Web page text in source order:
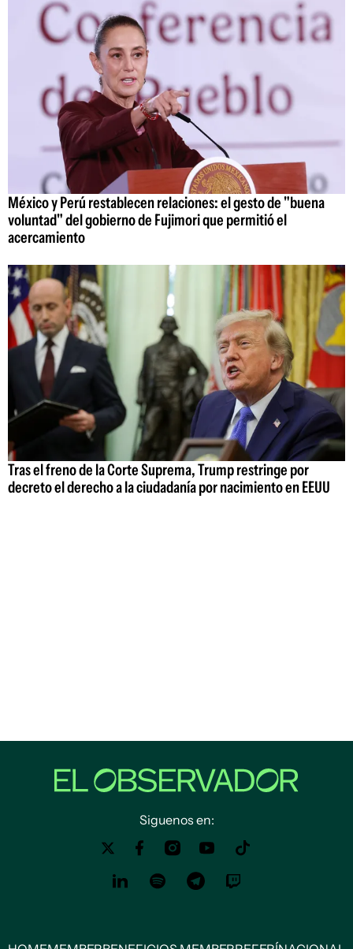
México y Perú restablecen relaciones: el gesto de "buena
voluntad" del gobierno de Fujimori que permitió el
acercamiento
Tras el freno de la Corte Suprema, Trump restringe por
decreto el derecho a la ciudadanía por nacimiento en EEUU
Siguenos en: